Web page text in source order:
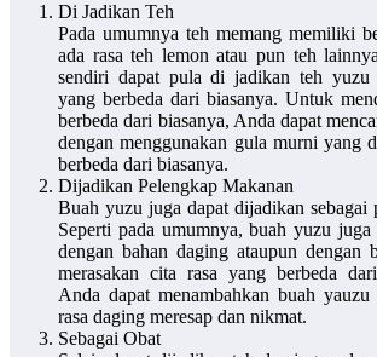
Di Jadikan Teh
Pada umumnya teh memang memiliki
ada rasa teh lemon atau pun teh
sendiri dapat pula di jadikan teh yuzu
yang berbeda dari biasanya. Untuk
berbeda dari biasanya, Anda dapat
dengan menggunakan gula murni yang
berbeda dari biasanya.
Dijadikan Pelengkap Makanan
Buah yuzu juga dapat dijadikan sebagai
Seperti pada umumnya, buah yuzu
dengan bahan daging ataupun dengan
merasakan cita rasa yang berbeda
Anda dapat menambahkan buah
rasa daging meresap dan nikmat.
Sebagai Obat